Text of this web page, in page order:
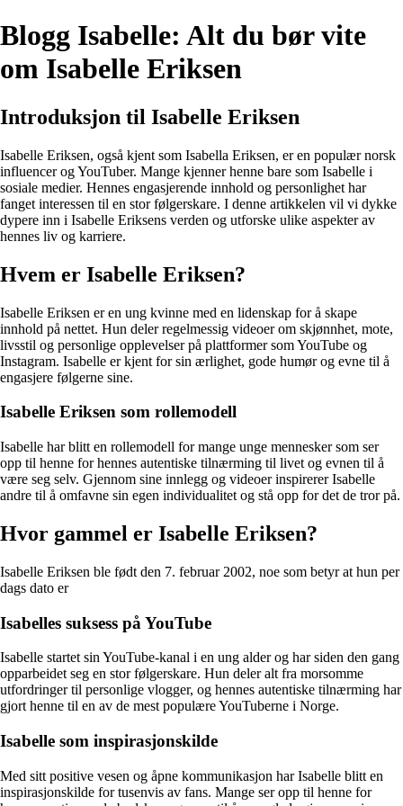
Blogg Isabelle: Alt du bør vite
om Isabelle Eriksen
Introduksjon til Isabelle Eriksen
Isabelle Eriksen, også kjent som Isabella Eriksen, er en populær norsk
influencer og YouTuber. Mange kjenner henne bare som Isabelle i
sosiale medier. Hennes engasjerende innhold og personlighet har
fanget interessen til en stor følgerskare. I denne artikkelen vil vi dykke
dypere inn i Isabelle Eriksens verden og utforske ulike aspekter av
hennes liv og karriere.
Hvem er Isabelle Eriksen?
Isabelle Eriksen er en ung kvinne med en lidenskap for å skape
innhold på nettet. Hun deler regelmessig videoer om skjønnhet, mote,
livsstil og personlige opplevelser på plattformer som YouTube og
Instagram. Isabelle er kjent for sin ærlighet, gode humør og evne til å
engasjere følgerne sine.
Isabelle Eriksen som rollemodell
Isabelle har blitt en rollemodell for mange unge mennesker som ser
opp til henne for hennes autentiske tilnærming til livet og evnen til å
være seg selv. Gjennom sine innlegg og videoer inspirerer Isabelle
andre til å omfavne sin egen individualitet og stå opp for det de tror på.
Hvor gammel er Isabelle Eriksen?
Isabelle Eriksen ble født den 7. februar 2002, noe som betyr at hun per
dags dato er
Isabelles suksess på YouTube
Isabelle startet sin YouTube-kanal i en ung alder og har siden den gang
opparbeidet seg en stor følgerskare. Hun deler alt fra morsomme
utfordringer til personlige vlogger, og hennes autentiske tilnærming har
gjort henne til en av de mest populære YouTuberne i Norge.
Isabelle som inspirasjonskilde
Med sitt positive vesen og åpne kommunikasjon har Isabelle blitt en
inspirasjonskilde for tusenvis av fans. Mange ser opp til henne for